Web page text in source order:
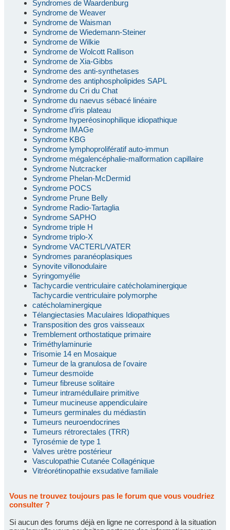
Syndromes de Waardenburg
Syndrome de Weaver
Syndrome de Waisman
Syndrome de Wiedemann-Steiner
Syndrome de Wilkie
Syndrome de Wolcott Rallison
Syndrome de Xia-Gibbs
Syndrome des anti-synthetases
Syndrome des antiphospholipides SAPL
Syndrome du Cri du Chat
Syndrome du naevus sébacé linéaire
Syndrome d’iris plateau
Syndrome hyperéosinophilique idiopathique
Syndrome IMAGe
Syndrome KBG
Syndrome lymphoprolifératif auto-immun
Syndrome mégalencéphalie-malformation capillaire
Syndrome Nutcracker
Syndrome Phelan-McDermid
Syndrome POCS
Syndrome Prune Belly
Syndrome Radio-Tartaglia
Syndrome SAPHO
Syndrome triple H
Syndrome triplo-X
Syndrome VACTERL/VATER
Syndromes paranéoplasiques
Synovite villonodulaire
Syringomyélie
Tachycardie ventriculaire catécholaminergique
Tachycardie ventriculaire polymorphe
catécholaminergique
Télangiectasies Maculaires Idiopathiques
Transposition des gros vaisseaux
Tremblement orthostatique primaire
Triméthylaminurie
Trisomie 14 en Mosaique
Tumeur de la granulosa de l'ovaire
Tumeur desmoïde
Tumeur fibreuse solitaire
Tumeur intramédullaire primitive
Tumeur mucineuse appendiculaire
Tumeurs germinales du médiastin
Tumeurs neuroendocrines
Tumeurs rétrorectales (TRR)
Tyrosémie de type 1
Valves urètre postérieur
Vasculopathie Cutanée Collagénique
Vitréorétinopathie exsudative familiale
Vous ne trouvez toujours pas le forum que vous voudriez
consulter ?
Si aucun des forums déjà en ligne ne correspond à la situation